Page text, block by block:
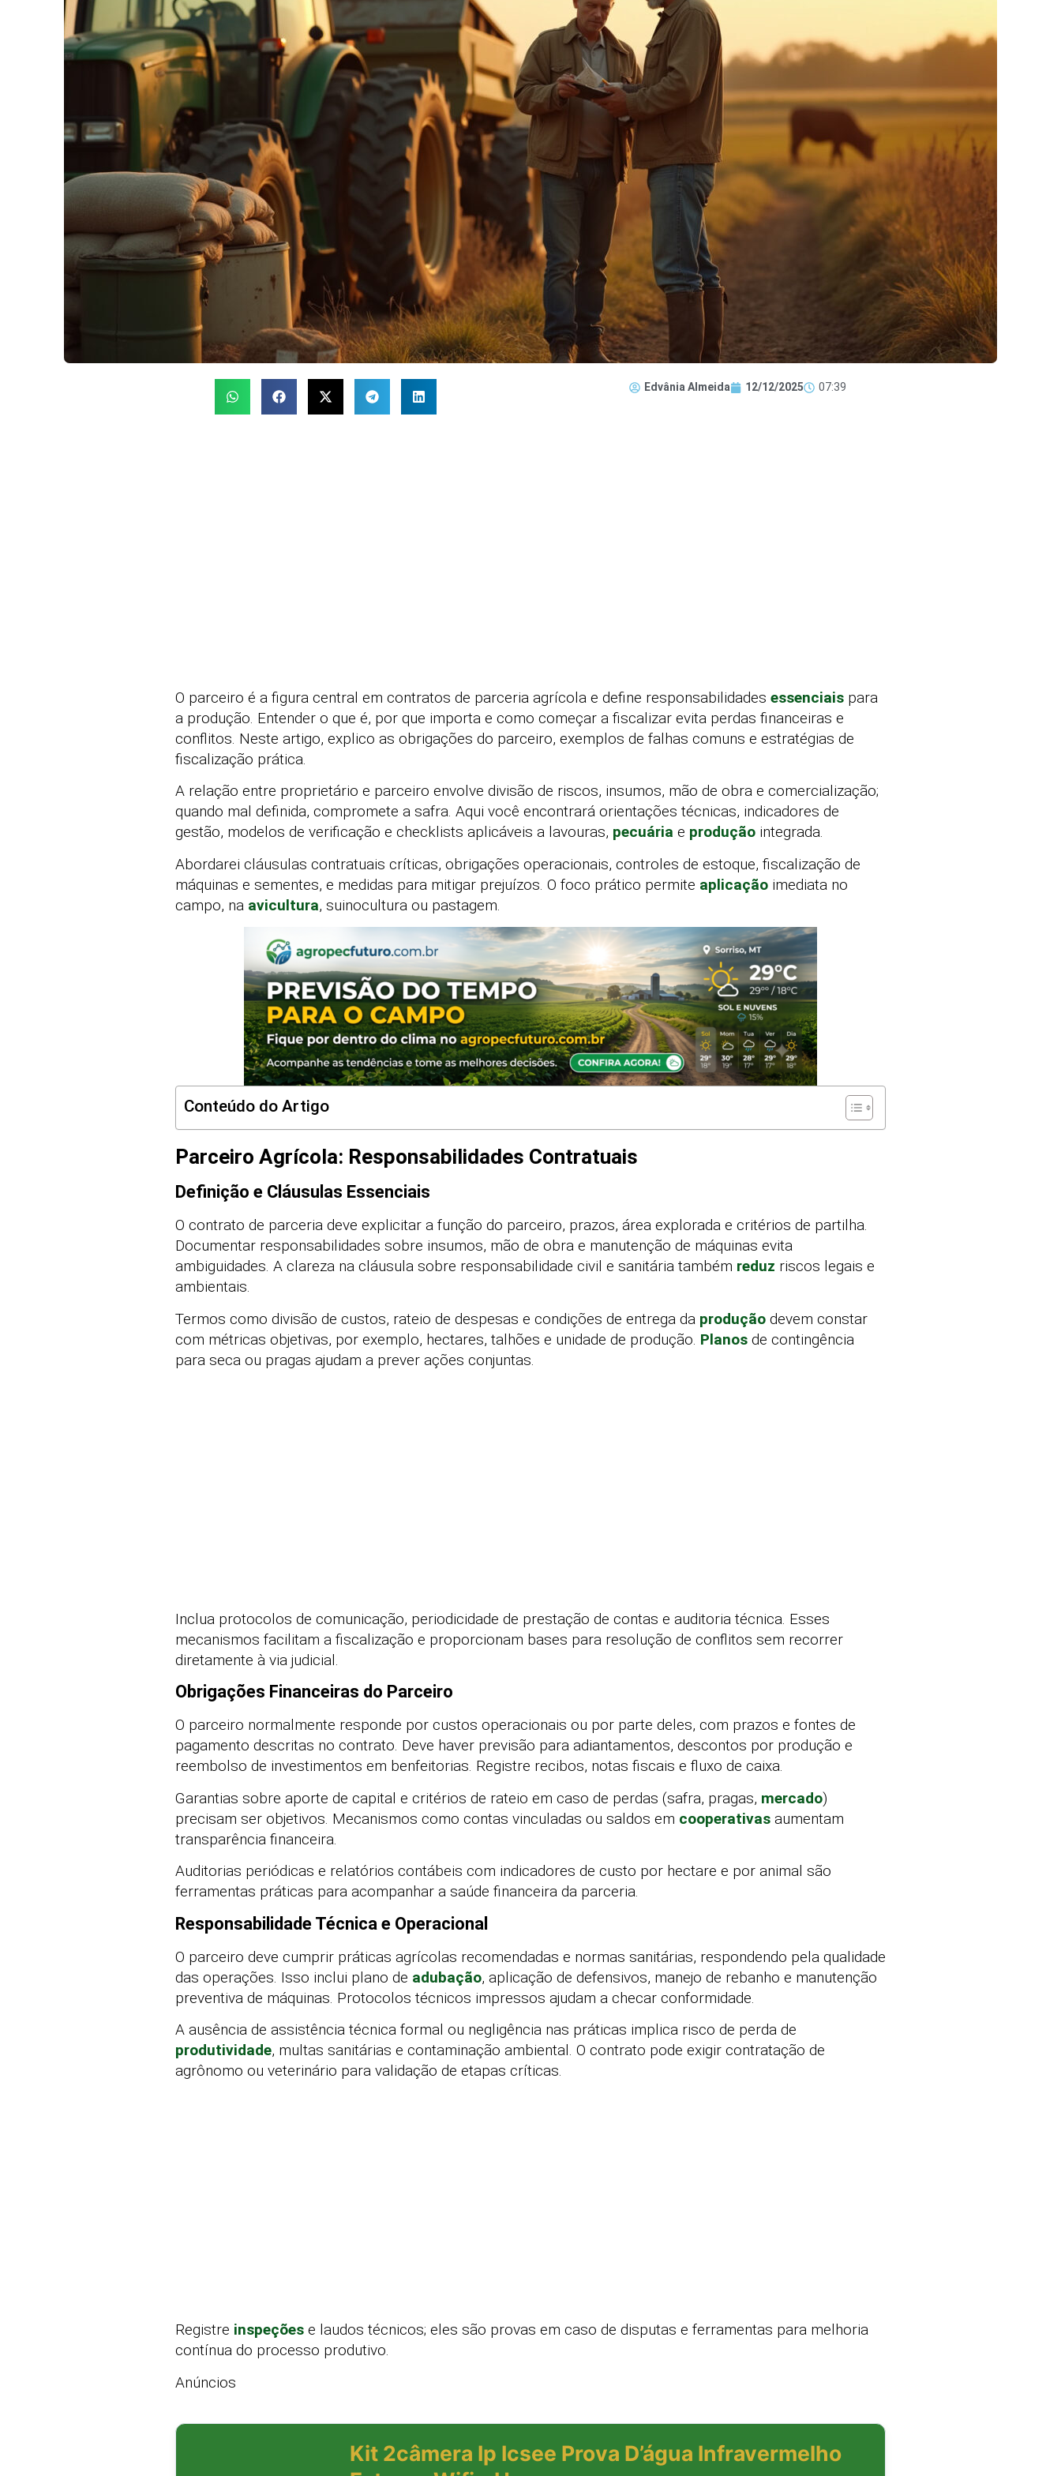
Edvânia Almeida 12/12/2025 07:39
O parceiro é a figura central em contratos de parceria agrícola e define responsabilidades essenciais para
a produção. Entender o que é, por que importa e como começar a fiscalizar evita perdas financeiras e
conflitos. Neste artigo, explico as obrigações do parceiro, exemplos de falhas comuns e estratégias de
fiscalização prática.
A relação entre proprietário e parceiro envolve divisão de riscos, insumos, mão de obra e comercialização;
quando mal definida, compromete a safra. Aqui você encontrará orientações técnicas, indicadores de
gestão, modelos de verificação e checklists aplicáveis a lavouras, pecuária e produção integrada.
Abordarei cláusulas contratuais críticas, obrigações operacionais, controles de estoque, fiscalização de
máquinas e sementes, e medidas para mitigar prejuízos. O foco prático permite aplicação imediata no
campo, na avicultura, suinocultura ou pastagem.
Conteúdo do Artigo
Parceiro Agrícola: Responsabilidades Contratuais
Definição e Cláusulas Essenciais
O contrato de parceria deve explicitar a função do parceiro, prazos, área explorada e critérios de partilha.
Documentar responsabilidades sobre insumos, mão de obra e manutenção de máquinas evita
ambiguidades. A clareza na cláusula sobre responsabilidade civil e sanitária também reduz riscos legais e
ambientais.
Termos como divisão de custos, rateio de despesas e condições de entrega da produção devem constar
com métricas objetivas, por exemplo, hectares, talhões e unidade de produção. Planos de contingência
para seca ou pragas ajudam a prever ações conjuntas.
Inclua protocolos de comunicação, periodicidade de prestação de contas e auditoria técnica. Esses
mecanismos facilitam a fiscalização e proporcionam bases para resolução de conflitos sem recorrer
diretamente à via judicial.
Obrigações Financeiras do Parceiro
O parceiro normalmente responde por custos operacionais ou por parte deles, com prazos e fontes de
pagamento descritas no contrato. Deve haver previsão para adiantamentos, descontos por produção e
reembolso de investimentos em benfeitorias. Registre recibos, notas fiscais e fluxo de caixa.
Garantias sobre aporte de capital e critérios de rateio em caso de perdas (safra, pragas, mercado)
precisam ser objetivos. Mecanismos como contas vinculadas ou saldos em cooperativas aumentam
transparência financeira.
Auditorias periódicas e relatórios contábeis com indicadores de custo por hectare e por animal são
ferramentas práticas para acompanhar a saúde financeira da parceria.
Responsabilidade Técnica e Operacional
O parceiro deve cumprir práticas agrícolas recomendadas e normas sanitárias, respondendo pela qualidade
das operações. Isso inclui plano de adubação, aplicação de defensivos, manejo de rebanho e manutenção
preventiva de máquinas. Protocolos técnicos impressos ajudam a checar conformidade.
A ausência de assistência técnica formal ou negligência nas práticas implica risco de perda de
produtividade, multas sanitárias e contaminação ambiental. O contrato pode exigir contratação de
agrônomo ou veterinário para validação de etapas críticas.
Registre inspeções e laudos técnicos; eles são provas em caso de disputas e ferramentas para melhoria
contínua do processo produtivo.
Anúncios
Kit 2câmera Ip Icsee Prova D’água Infravermelho